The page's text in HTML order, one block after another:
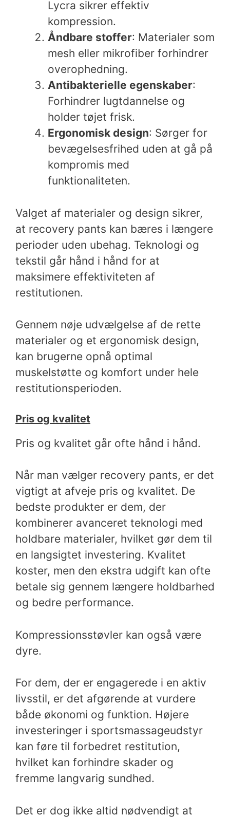
Lycra sikrer effektiv
kompression.
Åndbare stoffer: Materialer som
mesh eller mikrofiber forhindrer
overophedning.
Antibakterielle egenskaber:
Forhindrer lugtdannelse og
holder tøjet frisk.
Ergonomisk design: Sørger for
bevægelsesfrihed uden at gå på
kompromis med
funktionaliteten.
Valget af materialer og design sikrer,
at recovery pants kan bæres i længere
perioder uden ubehag. Teknologi og
tekstil går hånd i hånd for at
maksimere effektiviteten af
restitutionen.
Gennem nøje udvælgelse af de rette
materialer og et ergonomisk design,
kan brugerne opnå optimal
muskelstøtte og komfort under hele
restitutionsperioden.
Pris og kvalitet
Pris og kvalitet går ofte hånd i hånd.
Når man vælger recovery pants, er det
vigtigt at afveje pris og kvalitet. De
bedste produkter er dem, der
kombinerer avanceret teknologi med
holdbare materialer, hvilket gør dem til
en langsigtet investering. Kvalitet
koster, men den ekstra udgift kan ofte
betale sig gennem længere holdbarhed
og bedre performance.
Kompressionsstøvler kan også være
dyre.
For dem, der er engagerede i en aktiv
livsstil, er det afgørende at vurdere
både økonomi og funktion. Højere
investeringer i sportsmassageudstyr
kan føre til forbedret restitution,
hvilket kan forhindre skader og
fremme langvarig sundhed.
Det er dog ikke altid nødvendigt at